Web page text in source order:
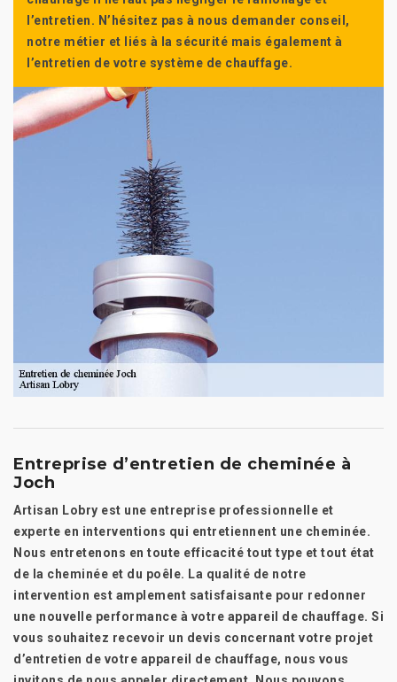
l’entretien. N’hésitez pas à nous demander conseil,
notre métier et liés à la sécurité mais également à
l’entretien de votre système de chauffage.
Entreprise d’entretien de cheminée à
Joch
Artisan Lobry est une entreprise professionnelle et
experte en interventions qui entretiennent une cheminée.
Nous entretenons en toute efficacité tout type et tout état
de la cheminée et du poêle. La qualité de notre
intervention est amplement satisfaisante pour redonner
une nouvelle performance à votre appareil de chauffage. Si
vous souhaitez recevoir un devis concernant votre projet
d’entretien de votre appareil de chauffage, nous vous